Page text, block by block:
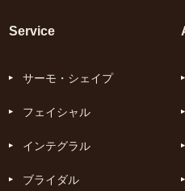
Service
サーモ・シェイプ
フェイシャル
インテグラル
ブライダル